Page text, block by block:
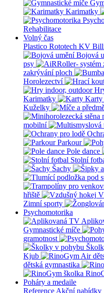
Karimatky
Rehabilitace
Volný čas
Plastico Rototech KV
Bojová
psy
zakrývání ploch
Horolezectví
Karimatky
Karty
Kuželky
mobilní
Parkour
Pole dance
Stolní
Šachy
hřiště
Zimní sporty
Psychomotorika
Gymnastické míče
gramotnost
Kjub
dětská gymnastika
Poháry a medaile
Reference Akční nabídky